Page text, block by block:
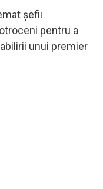
șefii
pentru a
unui premier